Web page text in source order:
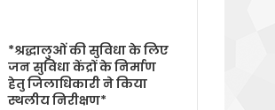
*श्रद्धालुओं की सुविधा के लिए
जन सुविधा केंद्रों के निर्माण
हेतु जिलाधिकारी ने किया
स्थलीय निरीक्षण*